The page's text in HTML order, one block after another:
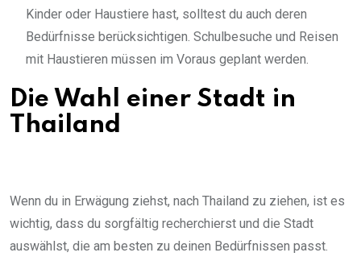
Kinder oder Haustiere hast, solltest du auch deren
Bedürfnisse berücksichtigen. Schulbesuche und Reisen
mit Haustieren müssen im Voraus geplant werden.
Die Wahl einer Stadt in
Thailand
Wenn du in Erwägung ziehst, nach Thailand zu ziehen, ist es
wichtig, dass du sorgfältig recherchierst und die Stadt
auswählst, die am besten zu deinen Bedürfnissen passt.